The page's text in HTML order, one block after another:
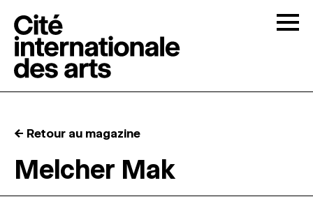
RÉSIDENCES ↓
← Retour au magazine
Melcher Mak